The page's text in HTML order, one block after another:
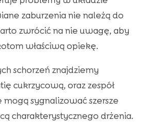
zaburzenia nie należą do
zwrócić na nie uwagę, aby
właściwą opiekę.
schorzeń znajdziemy
cukrzycową, oraz zespół
sygnalizować szersze
charakterystycznego drżenia.